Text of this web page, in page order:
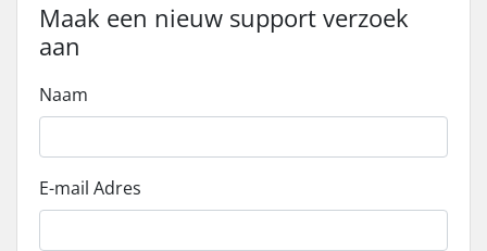
Maak een nieuw support verzoek
aan
Naam
E-mail Adres